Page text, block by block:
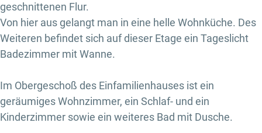
geschnittenen Flur.
Von hier aus gelangt man in eine helle Wohnküche. Des
Weiteren befindet sich auf dieser Etage ein Tageslicht
Badezimmer mit Wanne.
Im Obergeschoß des Einfamilienhauses ist ein
geräumiges Wohnzimmer, ein Schlaf- und ein
Kinderzimmer sowie ein weiteres Bad mit Dusche.